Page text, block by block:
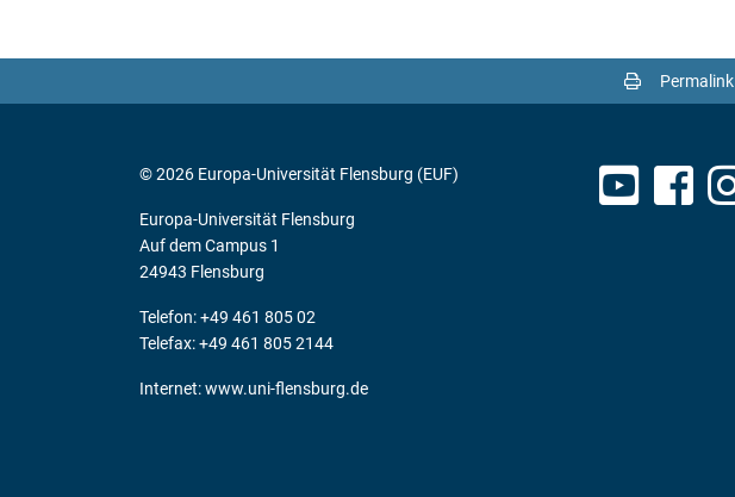
Permalink
© 2026 Europa-Universität Flensburg (EUF)
Europa-Universität Flensburg
Auf dem Campus 1
24943 Flensburg
Telefon: +49 461 805 02
Telefax: +49 461 805 2144
Internet:www.uni-flensburg.de